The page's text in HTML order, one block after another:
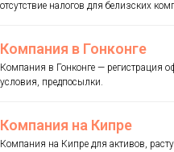
отсутствие налогов для белизских
Компания в Гонконге
Компания в Гонконге — регистрация
условия, предпосылки.
Компания на Кипре
Компания на Кипре для активов,